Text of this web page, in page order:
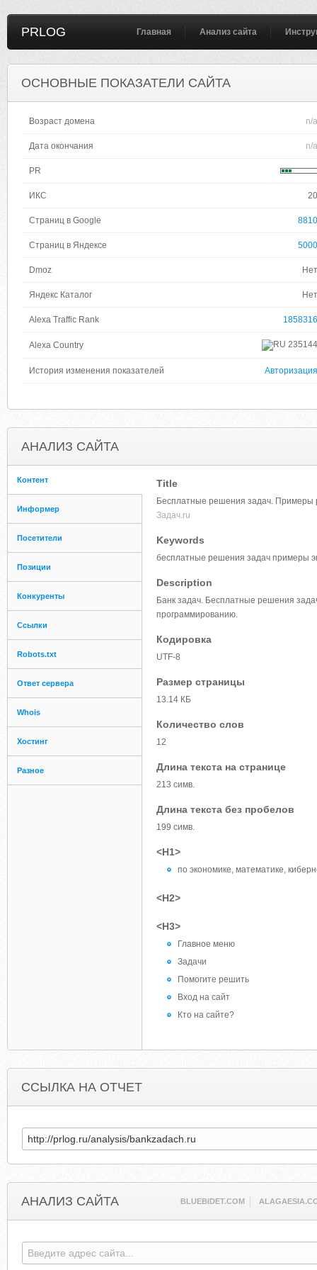
PRLOG Главная Анализ сайта
ОСНОВНЫЕ ПОКАЗАТЕЛИ САЙТА
Возраст домена n/a
Дата окончания n/a
PR
ИКС 20
Страниц в Google 8810
Страниц в Яндексе 5000
Dmoz Нет
Яндекс Каталог Нет
Alexa Traffic Rank 1858316
Alexa Country 235144
История изменения показателей Авторизация
АНАЛИЗ САЙТА
Контент
Информер
Посетители
Позиции
Конкуренты
Ссылки
Robots.txt
Ответ сервера
Whois
Хостинг
Разное
Title
Бесплатные решения задач. Примеры
Задач.ru
Keywords
бесплатные решения задач примеры
Description
Банк задач. Бесплатные решения
программированию.
Кодировка
UTF-8
Размер страницы
13.14 КБ
Количество слов
12
Длина текста на странице
213 симв.
Длина текста без пробелов
199 симв.
<H1>
по экономике, математике,
<H2>
<H3>
Главное меню
Задачи
Помогите решить
Вход на сайт
Кто на сайте?
ССЫЛКА НА ОТЧЕТ
АНАЛИЗ САЙТА BLUEBIDET.COM